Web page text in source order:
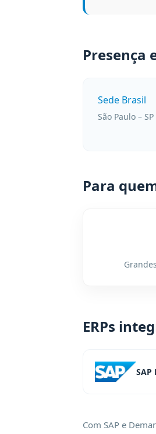
Presença
Sede Brasil
São Paulo – SP
Para
ERPs
SAP
Com SAP e